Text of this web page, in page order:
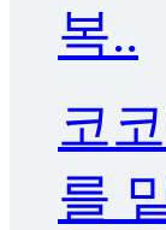
복..
코
를